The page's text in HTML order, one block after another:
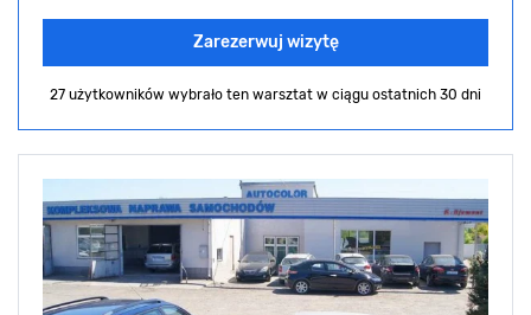
Zarezerwuj wizytę
27 użytkowników wybrało ten warsztat w ciągu ostatnich 30 dni